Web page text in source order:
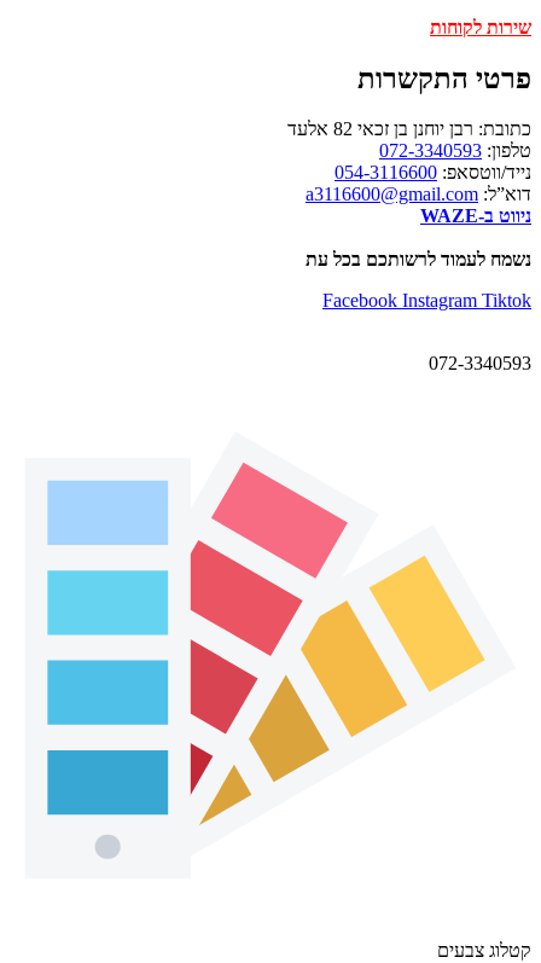
שירות לקוחות
פרטי התקשרות
כתובת: רבן יוחנן בן זכאי 82 אלעד
טלפון: 072-3340593
נייד/ווטסאפ: 054-3116600
דוא”ל: a3116600@gmail.com
ניווט ב-WAZE
נשמח לעמוד לרשותכם בכל עת
Facebook Instagram Tiktok
072-3340593
קטלוג צבעים